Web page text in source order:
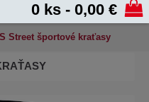
0 ks - 0,00 €
Street športové kraťasy